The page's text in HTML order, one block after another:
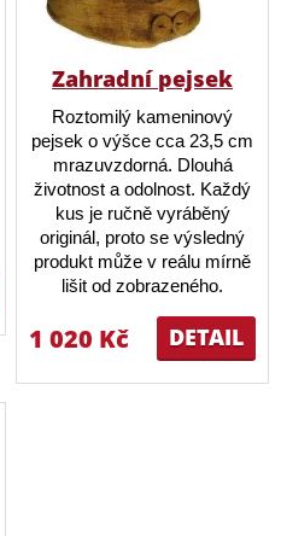
Zahradní pejsek
Roztomilý kameninový
pejsek o výšce cca 23,5 cm
mrazuvzdorná. Dlouhá
životnost a odolnost. Každý
kus je ručně vyráběný
originál, proto se výsledný
produkt může v reálu mírně
lišit od zobrazeného.
DETAIL
1 020 Kč